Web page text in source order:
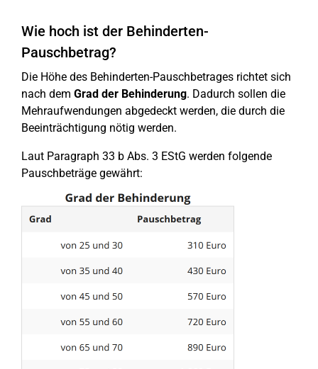
Wie hoch ist der Behinderten-
Pauschbetrag?
Die Höhe des Behinderten-Pauschbetrages richtet sich
nach dem Grad der Behinderung. Dadurch sollen die
Mehraufwendungen abgedeckt werden, die durch die
Beeinträchtigung nötig werden.
Laut Paragraph 33 b Abs. 3 EStG werden folgende
Pauschbeträge gewährt: